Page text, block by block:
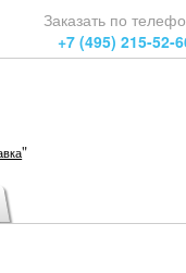
Заказать по
+7 (495) 215-52-
"